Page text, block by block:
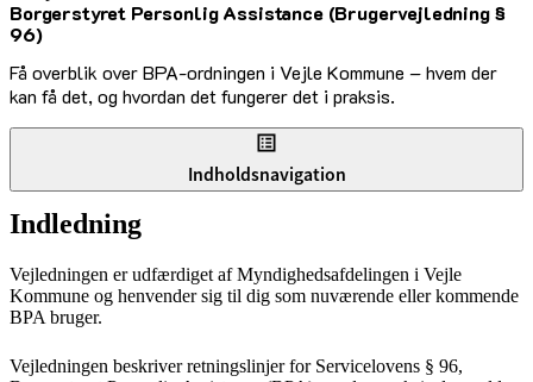
Borgerstyret Personlig Assistance (Brugervejledning §
96)
Få overblik over BPA-ordningen i Vejle Kommune – hvem der
kan få det, og hvordan det fungerer det i praksis.
senest opdateret 22. juni 2026
Indholdsnavigation
Indledning
Vejledningen er udfærdiget af Myndighedsafdelingen i Vejle
Kommune og henvender sig til dig som nuværende eller kommende
BPA bruger.
Vejledningen beskriver retningslinjer for Servicelovens § 96,